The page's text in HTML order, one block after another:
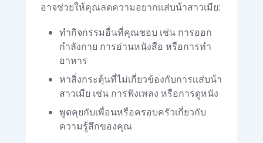
อาจช่วยให้คุณลดความอยากเเส่บน้าสาวเมีย:
ทำกิจกรรมอื่นที่คุณชอบ เช่น การออก
กำลังกาย การอ่านหนังสือ หรือการทำ
อาหาร
หาสิ่งกระตุ้นที่ไม่เกี่ยวข้องกับการเเส่บน้า
สาวเมีย เช่น การฟังเพลง หรือการดูหนัง
พูดคุยกับเพื่อนหรือครอบครัวเกี่ยวกับ
ความรู้สึกของคุณ